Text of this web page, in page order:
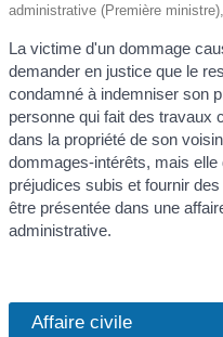
administrative (Première
La victime d'un dommage
demander en justice que le
condamné à indemniser son
personne qui fait des travaux
dans la propriété de son
dommages-intérêts, mais
préjudices subis et fournir
être présentée dans une
administrative.
Affaire civile